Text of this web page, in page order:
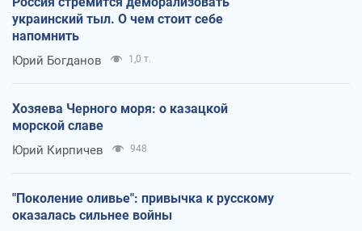
украинский тыл. О чем стоит себе
напомнить
Юрий Богданов 1,0 т.
Хозяева Черного моря: о казацкой
морской славе
Юрий Кирпичев 948
"Поколение оливье": привычка к русскому
оказалась сильнее войны